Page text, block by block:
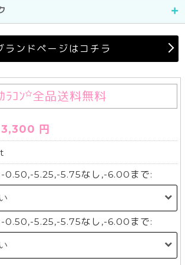
ランドページはコチラ
ｶﾗｺﾝ 全品送料無料
3,300 円
5.25,-5.75なし,-6.00まで:
5.25,-5.75なし,-6.00まで: